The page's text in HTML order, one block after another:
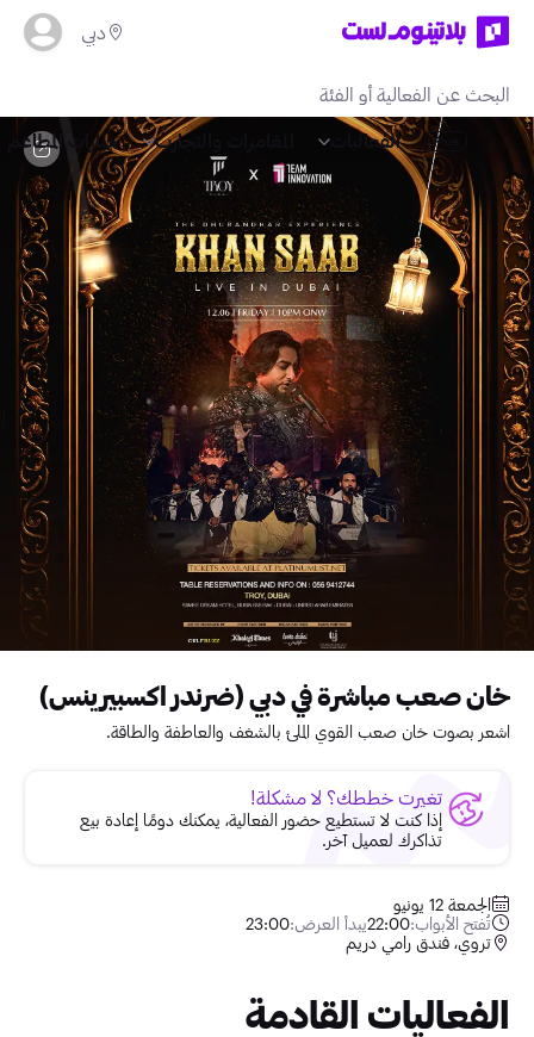
دبي
الفعاليات المغامرات والتجارب خيارات المطاعم
خان صعب مباشرة في دبي (ضرندر اكسبيرينس)
اشعر بصوت خان صعب القوي الملئ بالشغف والعاطفة والطاقة.
تغيرت خططك؟ لا مشكلة!
إذا كنت لا تستطيع حضور الفعالية، يمكنك دومًا إعادة بيع
تذاكرك لعميل آخر.
الجمعة 12 يونيو
تُفتح الأبواب:22:00يبدأ العرض:23:00
تروي، فندق رامي دريم
الفعاليات القادمة